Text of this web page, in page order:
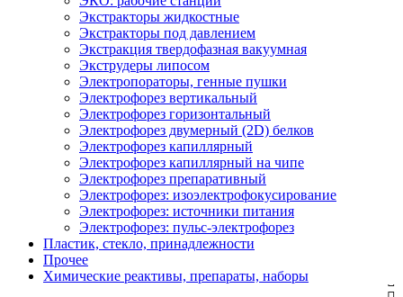
Экстракторы жидкостные
Экстракторы под давлением
Экстракция твердофазная вакуумная
Экструдеры липосом
Электропораторы, генные пушки
Электрофорез вертикальный
Электрофорез горизонтальный
Электрофорез двумерный (2D) белков
Электрофорез капиллярный
Электрофорез капиллярный на чипе
Электрофорез препаративный
Электрофорез: изоэлектрофокусирование
Электрофорез: источники питания
Электрофорез: пульс-электрофорез
Пластик, стекло, принадлежности
Прочее
Химические реактивы, препараты, наборы